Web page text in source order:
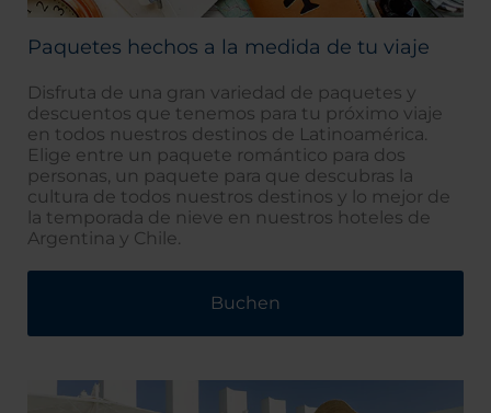
Paquetes hechos a la medida de tu viaje
Disfruta de una gran variedad de paquetes y
descuentos que tenemos para tu próximo viaje
en todos nuestros destinos de Latinoamérica.
Elige entre un paquete romántico para dos
personas, un paquete para que descubras la
cultura de todos nuestros destinos y lo mejor de
la temporada de nieve en nuestros hoteles de
Argentina y Chile.
Buchen